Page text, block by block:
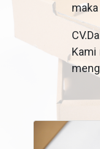
Kami